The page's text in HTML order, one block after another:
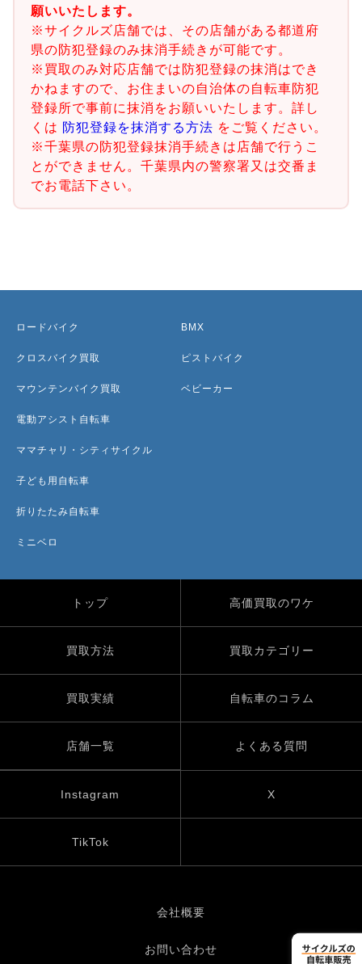
願いいたします。
※サイクルズ店舗では、その店舗がある都道府
県の防犯登録のみ抹消手続きが可能です。
※買取のみ対応店舗では防犯登録の抹消はでき
かねますので、お住まいの自治体の自転車防犯
登録所で事前に抹消をお願いいたします。詳し
くは 防犯登録を抹消する方法 をご覧ください。
※千葉県の防犯登録抹消手続きは店舗で行うこ
とができません。千葉県内の警察署又は交番ま
でお電話下さい。
ロードバイク
クロスバイク買取
マウンテンバイク買取
電動アシスト自転車
ママチャリ・シティサイクル
子ども用自転車
折りたたみ自転車
ミニベロ
BMX
ピストバイク
ベビーカー
トップ 高価買取のワケ
買取方法 買取カテゴリー
買取実績 自転車のコラム
店舗一覧 よくある質問
Instagram X
TikTok
会社概要
お問い合わせ